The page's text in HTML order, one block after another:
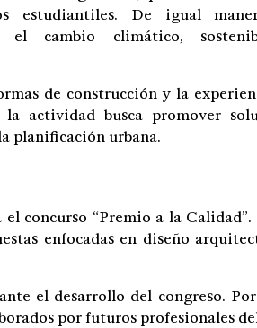
estudiantiles. De igual
el cambio climático,
de construcción y la
actividad busca promover
planificación urbana.
concurso “Premio a la Calidad”.
enfocadas en diseño
el desarrollo del congreso.
por futuros profesionales